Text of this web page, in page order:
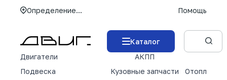
Определение... Помощь
Каталог
Двигатели
АКПП
Подвеска
Кузовные запчасти
Отопление